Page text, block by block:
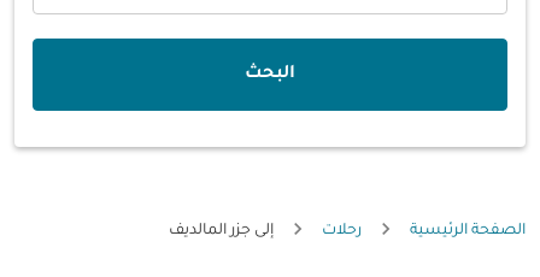
البحث
الصفحة الرئيسية رحلات إلى جزر المالديف